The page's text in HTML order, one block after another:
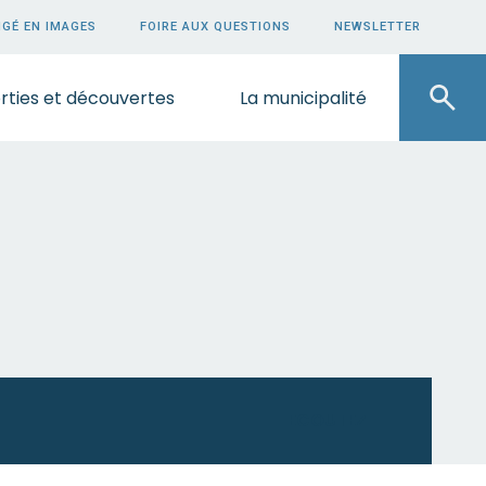
EN IMAGES FOIRE AUX QUESTIONS NEWSLETTER
et découvertes La municipalité